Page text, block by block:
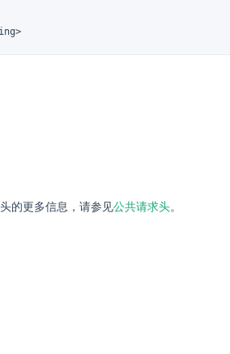
的更多信息，请参见公共请求头。